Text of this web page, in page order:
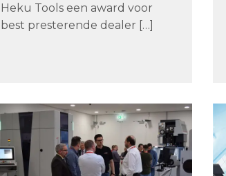
Heku Tools een award voor
best presterende dealer […]